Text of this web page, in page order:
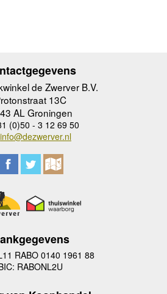
de Zwerver B.V.
13C
AL Groningen
(0)50 - 3 12 69 50
info@dezwerver.nl
RABO 0140 1961 88
RABONL2U